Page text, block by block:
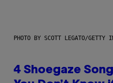
PHOTO BY SCOTT LEGATO/GETTY
4 Shoegaze